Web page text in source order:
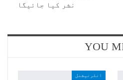
نشر کیا جائیگا
YOU
انٹرنیشنل